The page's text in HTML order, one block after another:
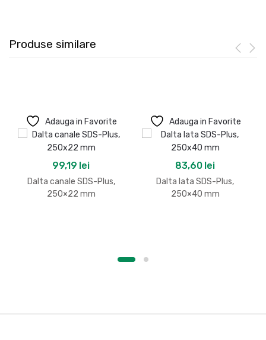
Produse similare
Adauga in Favorite
99,19 lei
Dalta canale SDS-Plus,
250×22 mm
Adauga in Favorite
83,60 lei
Dalta lata SDS-Plus,
250×40 mm